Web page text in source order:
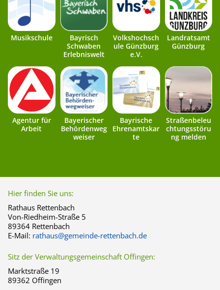
Musikschule
Bayrisch
Schwaben
Erlebniswelt
Volkshochsch
ule Günzburg
e.V.
Landratsamt
Günzburg
Agentur für
Arbeit
Bayerischer
Behördenweg
weiser
Bayrische
Ehrenamtskar
te
Straßenbeleu
chtungsstöru
ng melden
Hier finden Sie uns:
Rathaus Rettenbach
Von-Riedheim-Straße 5
89364 Rettenbach
E-Mail: rathaus@gemeinde-rettenbach.de
Sitz der Verwaltungsgemeinschaft Offingen:
Marktstraße 19
89362 Offingen